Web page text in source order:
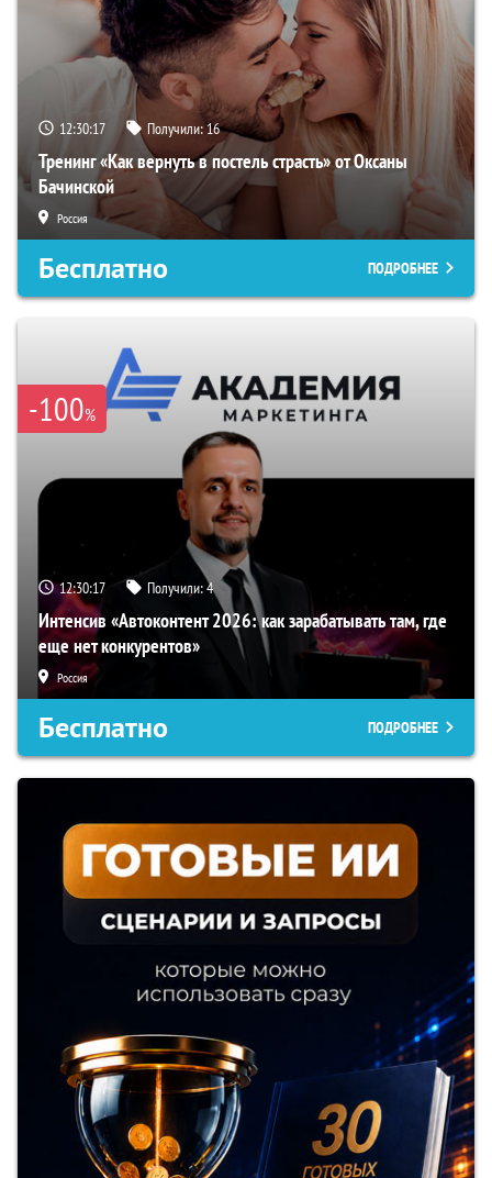
12:30:16 Получили:16
Тренинг «Как вернуть в постель страсть» от Оксаны
Бачинской
Россия
Бесплатно ПОДРОБНЕЕ
-100%
12:30:16 Получили:4
Интенсив «Автоконтент 2026: как зарабатывать там, где
еще нет конкурентов»
Россия
Бесплатно ПОДРОБНЕЕ